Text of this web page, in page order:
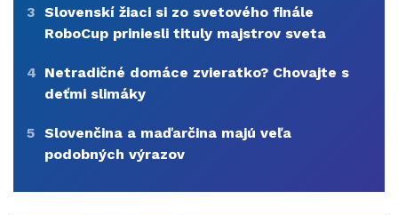
3 Slovenskí žiaci si zo svetového finále
RoboCup priniesli tituly majstrov sveta
4 Netradičné domáce zvieratko? Chovajte s
deťmi slimáky
5 Slovenčina a maďarčina majú veľa
podobných výrazov